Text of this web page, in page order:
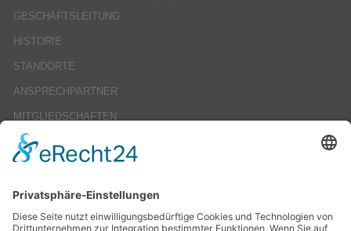
GESCHÄFTSLEITUNG
HISTORIE
STANDORTE
ANSPRECHPARTNER
MITGLIEDSCHAFTEN
KARRIERE
AUSBILDUNG